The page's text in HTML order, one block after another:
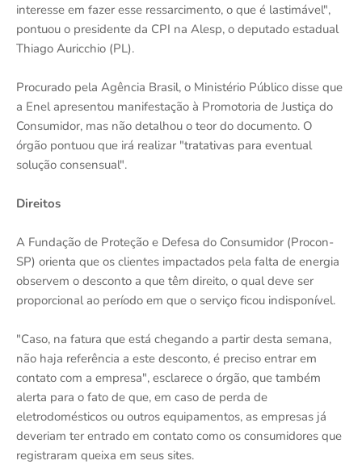
interesse em fazer esse ressarcimento, o que é lastimável",
pontuou o presidente da CPI na Alesp, o deputado estadual
Thiago Auricchio (PL).
Procurado pela Agência Brasil, o Ministério Público disse que
a Enel apresentou manifestação à Promotoria de Justiça do
Consumidor, mas não detalhou o teor do documento. O
órgão pontuou que irá realizar "tratativas para eventual
solução consensual".
Direitos
A Fundação de Proteção e Defesa do Consumidor (Procon-
SP) orienta que os clientes impactados pela falta de energia
observem o desconto a que têm direito, o qual deve ser
proporcional ao período em que o serviço ficou indisponível.
"Caso, na fatura que está chegando a partir desta semana,
não haja referência a este desconto, é preciso entrar em
contato com a empresa", esclarece o órgão, que também
alerta para o fato de que, em caso de perda de
eletrodomésticos ou outros equipamentos, as empresas já
deveriam ter entrado em contato como os consumidores que
registraram queixa em seus sites.